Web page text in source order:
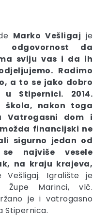
Marko Vešligaj je
odgovornost da
sviju vas i da ih
Radimo
a to se jako dobro
Stipernici. 2014.
škola, nakon toga
Vatrogasni dom i
financijski ne
sigurno jedan od
najviše vesele
na kraju krajeva,
Igralište je
Župe Marinci, vlč.
je i vatrogasno
Stipernica.